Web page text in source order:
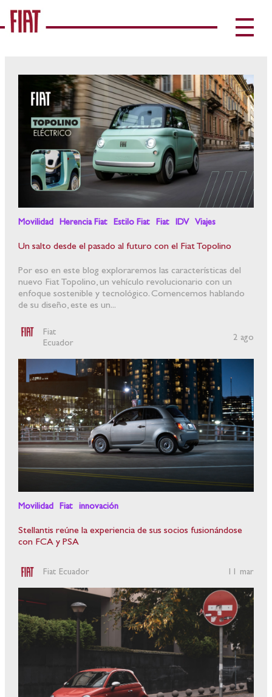
Movilidad Herencia Fiat Estilo Fiat Fiat IDV Viajes
Un salto desde el pasado al futuro con el Fiat Topolino
Por eso en este blog exploraremos las características del
nuevo Fiat Topolino, un vehículo revolucionario con un
enfoque sostenible y tecnológico. Comencemos hablando
de su diseño, este es un...
Fiat
Ecuador
2 ago
Movilidad Fiat innovación
Stellantis reúne la experiencia de sus socios fusionándose
con FCA y PSA
Fiat Ecuador 11 mar